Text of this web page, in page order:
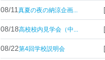
08/11 真夏の夜の納涼企画... [
08/18高校校内見学会（中... [
08/22第4回学校説明会 [